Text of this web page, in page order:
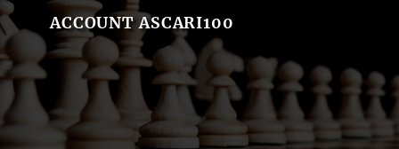
ACCOUNT ASCARI100